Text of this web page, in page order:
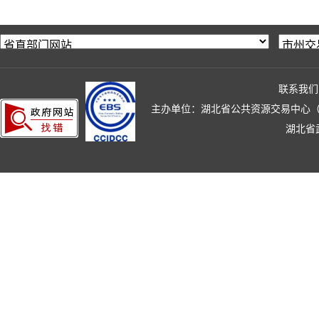
联系我们
主办单位：湖北省公共资源交易中心
湖北省